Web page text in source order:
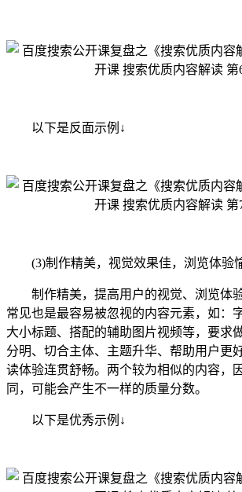
以下是反面示例↓
(3)制作精美，视觉效果佳，浏览体验
制作精美，提高用户的视觉、浏览体
常见也是最容易被忽视的内容元素，如：
大小标题、搭配的辅助图片视频等，要求
分明、切合主体、主题升华、帮助用户更
读体验连贯舒畅。两个较为相似的内容，
同，可能会产生不一样的质量分数。
以下是优秀示例↓